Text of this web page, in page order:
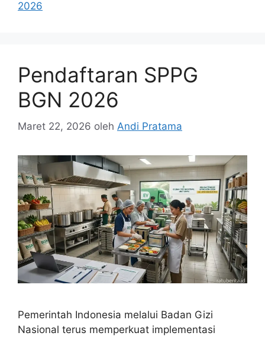
2026
Pendaftaran SPPG
BGN 2026
Maret 22, 2026 oleh Andi Pratama
Pemerintah Indonesia melalui Badan Gizi
Nasional terus memperkuat implementasi